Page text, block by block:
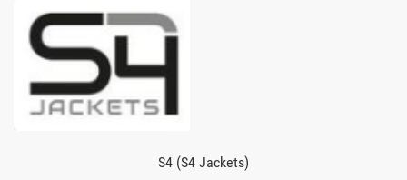
S4 (S4 Jackets)